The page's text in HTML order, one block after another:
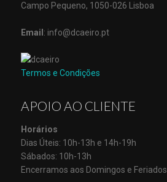
Campo Pequeno, 1050-026 Lisboa
Email : info@dcaeiro.pt
Termos e Condições
APOIO AO CLIENTE
Horários
Dias Úteis: 10h-13h e 14h-19h
Sábados: 10h-13h
Encerramos aos Domingos e Feriados